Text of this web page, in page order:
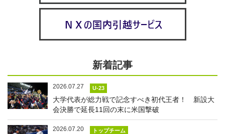
新着記事
2026.07.27 U-23
大学代表が総力戦で記念すべき初代王者！ 新設大
会決勝で延長11回の末に米国撃破
2026.07.20 トップチーム